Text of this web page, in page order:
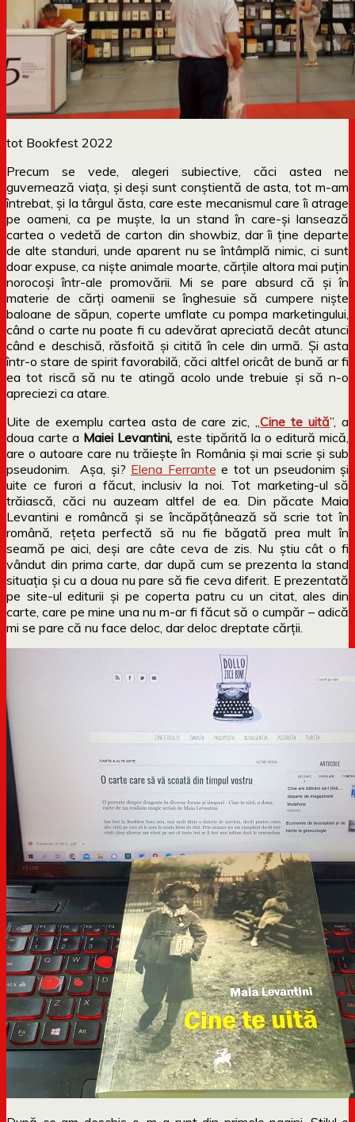
tot Bookfest 2022
Precum se vede, alegeri subiective, căci astea ne
guvernează viața, și deși sunt conștientă de asta, tot m-am
întrebat, și la târgul ăsta, care este mecanismul care îi atrage
pe oameni, ca pe muște, la un stand în care-și lansează
cartea o vedetă de carton din showbiz, dar îi ține departe
de alte standuri, unde aparent nu se întâmplă nimic, ci sunt
doar expuse, ca niște animale moarte, cărțile altora mai puțin
norocoși într-ale promovării. Mi se pare absurd că și în
materie de cărți oamenii se înghesuie să cumpere niște
baloane de săpun, coperte umflate cu pompa marketingului,
când o carte nu poate fi cu adevărat apreciată decât atunci
când e deschisă, răsfoită și citită în cele din urmă. Și asta
într-o stare de spirit favorabilă, căci altfel oricât de bună ar fi
ea tot riscă să nu te atingă acolo unde trebuie și să n-o
apreciezi ca atare.
Uite de exemplu cartea asta de care zic, „Cine te uită”, a
doua carte a Maiei Levantini, este tipărită la o editură mică,
are o autoare care nu trăiește în România și mai scrie și sub
pseudonim. Așa, și? Elena Ferrante e tot un pseudonim și
uite ce furori a făcut, inclusiv la noi. Tot marketing-ul să
trăiască, căci nu auzeam altfel de ea. Din păcate Maia
Levantini e româncă și se încăpățânează să scrie tot în
română, rețeta perfectă să nu fie băgată prea mult în
seamă pe aici, deși are câte ceva de zis. Nu știu cât o fi
vândut din prima carte, dar după cum se prezenta la stand
situația și cu a doua nu pare să fie ceva diferit. E prezentată
pe site-ul editurii și pe coperta patru cu un citat, ales din
carte, care pe mine una nu m-ar fi făcut să o cumpăr – adică
mi se pare că nu face deloc, dar deloc dreptate cărții.